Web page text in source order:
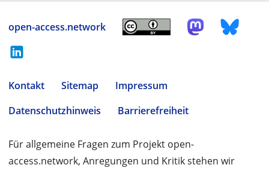
open-access.network
Kontakt Sitemap
Impressum
Datenschutzhinweis
Barrierefreiheit
Für allgemeine Fragen zum Projekt open-
access.network, Anregungen und Kritik stehen wir